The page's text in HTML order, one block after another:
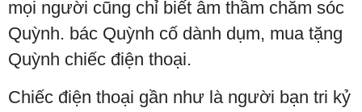
mọi người cũng chỉ biết âm thầm chăm sóc
Quỳnh. bác Quỳnh cố dành dụm, mua tặng
Quỳnh chiếc điện thoại.
Chiếc điện thoại gần như là người bạn tri kỷ